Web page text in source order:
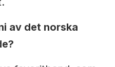
av det norska